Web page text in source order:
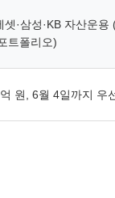
셋·삼성·KB 자산운
트폴리오)
원, 6월 4일까지 우